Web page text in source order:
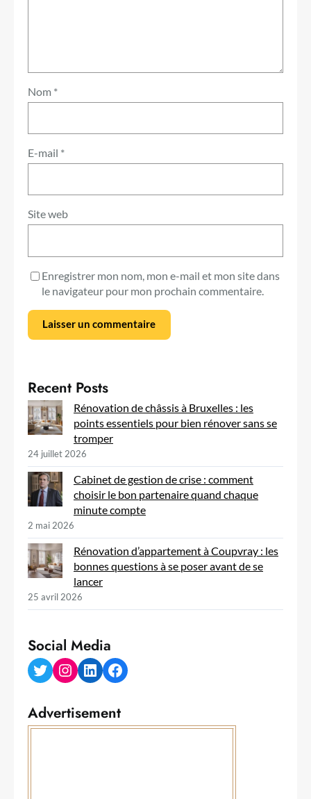
Nom *
E-mail *
Site web
Enregistrer mon nom, mon e-mail et mon site dans
le navigateur pour mon prochain commentaire.
Recent Posts
Rénovation de châssis à Bruxelles : les
points essentiels pour bien rénover sans se
tromper
24 juillet 2026
Cabinet de gestion de crise : comment
choisir le bon partenaire quand chaque
minute compte
2 mai 2026
Rénovation d’appartement à Coupvray : les
bonnes questions à se poser avant de se
lancer
25 avril 2026
Social Media
Twitter Instagram LinkedIn Facebook
Advertisement